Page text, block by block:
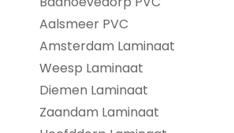
Aalsmeer PVC
Amsterdam Laminaat
Weesp Laminaat
Diemen Laminaat
Zaandam Laminaat